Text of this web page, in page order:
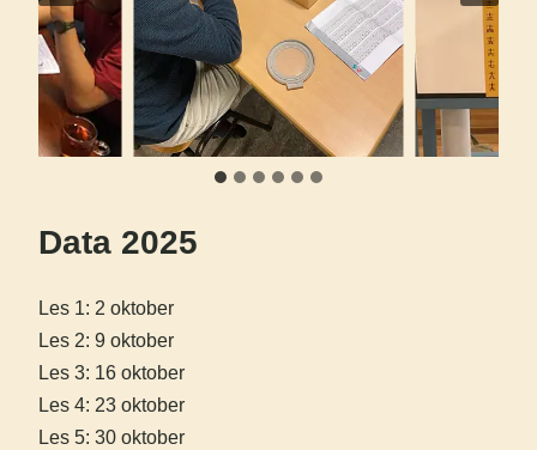
Data 2025
Les 1: 2 oktober
Les 2: 9 oktober
Les 3: 16 oktober
Les 4: 23 oktober
Les 5: 30 oktober